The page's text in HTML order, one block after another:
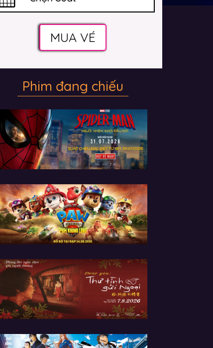
MUA VÉ
Phim đang chiếu